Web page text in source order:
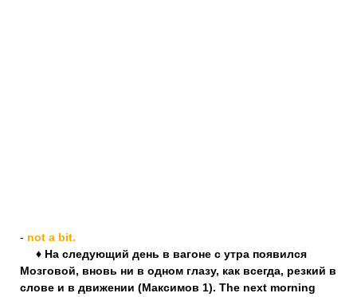
- not a bit.
♦ На следующий день в вагоне с утра появился
Мозговой, вновь ни в одном глазу, как всегда, резкий в
слове и в движении (Максимов 1). The next morning